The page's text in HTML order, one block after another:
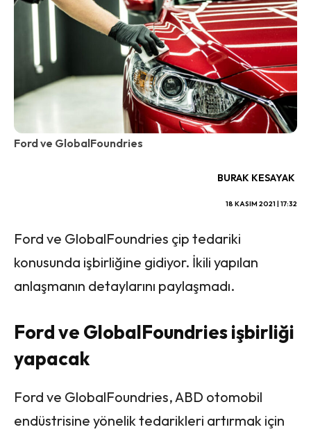
Ford ve GlobalFoundries
BURAK KESAYAK
18 KASIM 2021 | 17:32
Ford ve GlobalFoundries çip tedariki
konusunda işbirliğine gidiyor. İkili yapılan
anlaşmanın detaylarını paylaşmadı.
Ford ve GlobalFoundries işbirliği
yapacak
Ford ve GlobalFoundries, ABD otomobil
endüstrisine yönelik tedarikleri artırmak için